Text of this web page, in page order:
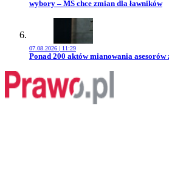
wybory – MS chce zmian dla ławników
07.08.2026 | 11:29
Przejdź do artykułu:
Ponad 200 aktów mianowania